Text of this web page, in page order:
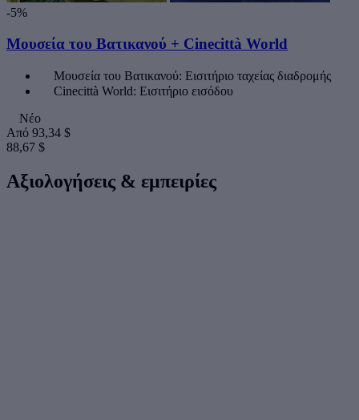
-5%
Μουσεία του Βατικανού + Cinecittà World
Μουσεία του Βατικανού: Εισιτήριο ταχείας διαδρομής
Cinecittà World: Εισιτήριο εισόδου
Νέο
Από 93,34 $
88,67 $
Αξιολογήσεις & εμπειρίες